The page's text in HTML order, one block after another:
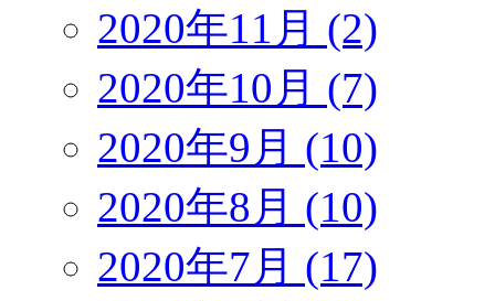
2020年11月 (2)
2020年10月 (7)
2020年9月 (10)
2020年8月 (10)
2020年7月 (17)